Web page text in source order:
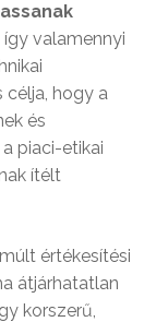
így valamennyi
célja, hogy a
és
piaci-etikai
ítélt
értékesítési
átjárhatatlan
korszerű,